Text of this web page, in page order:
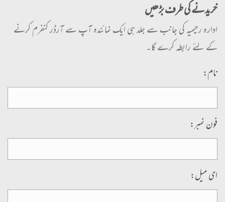
خریدنے کی طرف بڑھیں
ادارہ رحیمیہ کی جانب سے جلد ہی ایک نمائندہ آپ سے آرڈر کنفرم کرنے
کے لئے رابطہ کرے گا۔
نام:
فون نمبر:
ای میل: